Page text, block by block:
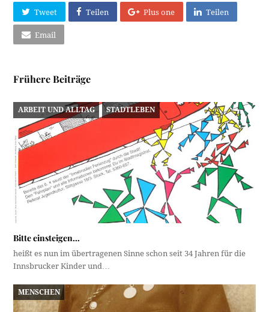
Tweet Teilen Plus one Teilen
Email
Frühere Beiträge
ARBEIT UND ALLTAG STADTLEBEN
Bitte einsteigen…
heißt es nun im übertragenen Sinne schon seit 34 Jahren für die
Innsbrucker Kinder und…
MENSCHEN